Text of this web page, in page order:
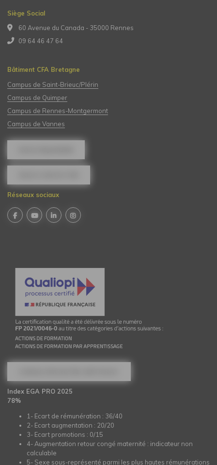
Siège Social
60 Avenue du Canada - 35000 Rennes
09 64 46 47 64
Bâtiment CFA Bretagne
Campus de Saint-Brieuc/Plérin
Campus de Quimper
Campus de Rennes-Montgermont
Campus de Vannes
Réseaux sociaux
Index EGA PRO 2025
78%
1- Ecart de rémunération : 36/40
2- Ecart augmentation : 20/20
3- Ecart promotions : 0/15
4- Augmentation retour congé maternité : indicateur non
calculable
5- Sexe sous-représenté parmi les plus hautes rémunérations